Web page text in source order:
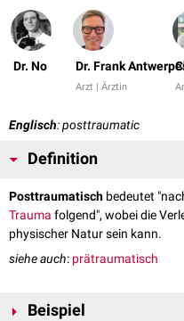
Dr. No Dr. Frank
Arzt | Ärztin
Englisch: posttraumatic
Definition
Posttraumatisch bedeutet
Trauma folgend", wobei die
physischer Natur sein kann.
siehe auch: prätraumatisch
Beispiel